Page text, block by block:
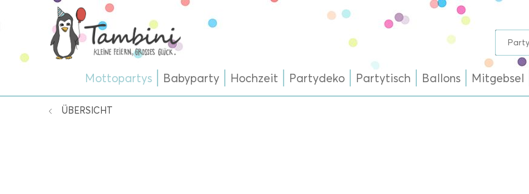
Mottopartys Babyparty Hochzeit Partydeko Partytisch Ballons Mitgebsel
ÜBERSICHT